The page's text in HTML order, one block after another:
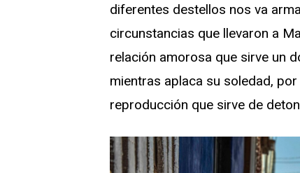
diferentes destellos nos va
circunstancias que llevaron a
relación amorosa que sirve un
mientras aplaca su soledad,
reproducción que sirve de